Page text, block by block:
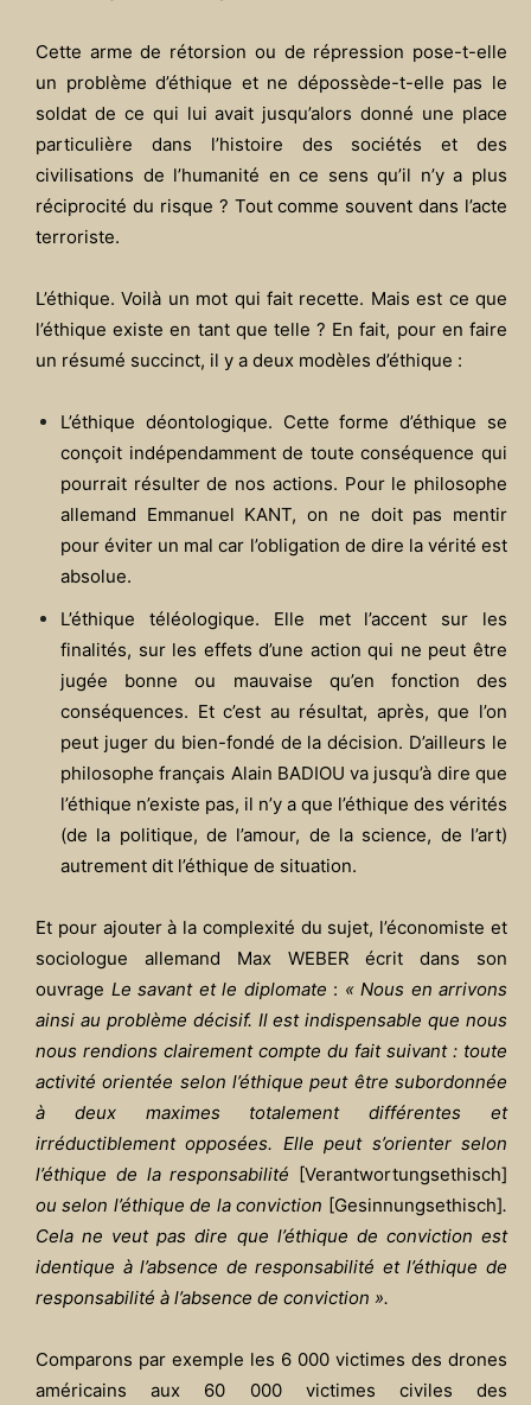
Cette arme de rétorsion ou de répression pose-t-elle
un problème d’éthique et ne dépossède-t-elle pas le
soldat de ce qui lui avait jusqu’alors donné une place
particulière dans l’histoire des sociétés et des
civilisations de l’humanité en ce sens qu’il n’y a plus
réciprocité du risque ? Tout comme souvent dans l’acte
terroriste.
L’éthique. Voilà un mot qui fait recette. Mais est ce que
l’éthique existe en tant que telle ? En fait, pour en faire
un résumé succinct, il y a deux modèles d’éthique :
L’éthique déontologique. Cette forme d’éthique se
conçoit indépendamment de toute conséquence qui
pourrait résulter de nos actions. Pour le philosophe
allemand Emmanuel KANT, on ne doit pas mentir
pour éviter un mal car l’obligation de dire la vérité est
absolue.
L’éthique téléologique. Elle met l’accent sur les
finalités, sur les effets d’une action qui ne peut être
jugée bonne ou mauvaise qu’en fonction des
conséquences. Et c’est au résultat, après, que l’on
peut juger du bien-fondé de la décision. D’ailleurs le
philosophe français Alain BADIOU va jusqu’à dire que
l’éthique n’existe pas, il n’y a que l’éthique des vérités
(de la politique, de l’amour, de la science, de l’art)
autrement dit l’éthique de situation.
Et pour ajouter à la complexité du sujet, l’économiste et
sociologue allemand Max WEBER écrit dans son
ouvrage Le savant et le diplomate : « Nous en arrivons
ainsi au problème décisif. Il est indispensable que nous
nous rendions clairement compte du fait suivant : toute
activité orientée selon l’éthique peut être subordonnée
à deux maximes totalement différentes et
irréductiblement opposées. Elle peut s’orienter selon
l’éthique de la responsabilité
[Verantwortungsethisch]
ou selon l’éthique de la conviction [Gesinnungsethisch].
Cela ne veut pas dire que l’éthique de conviction est
identique à l’absence de responsabilité et l’éthique de
responsabilité à l’absence de conviction ».
Comparons par exemple les 6 000 victimes des drones
américains aux 60 000 victimes civiles des